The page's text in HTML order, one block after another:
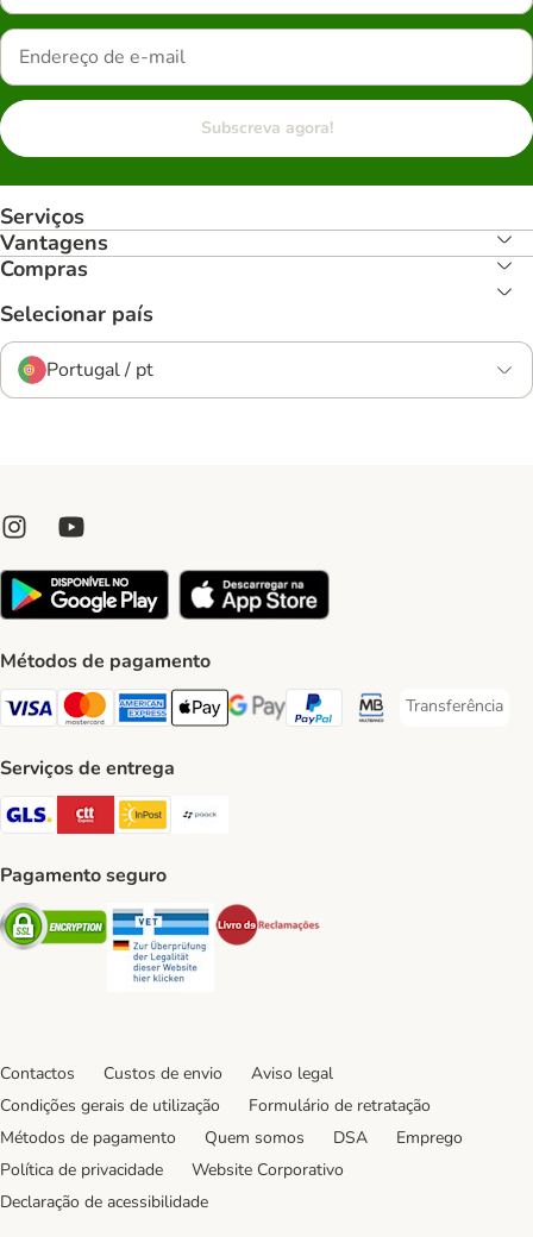
Subscreva agora!
Serviços
Vantagens
Compras
Selecionar país
Portugal / pt
Métodos de pagamento
Visa Payment Method
Mastercard Payment Method
American Express Payment Method
Apple Pay Payment Method
Google Pay Payment Method
PayPal Payment Method
Multibanco Payment
Transferência
Transferência
Serviços de entrega
GLS Shipping Method
CTTExpress Shipping Method
InPost Shipping Method
Pagamento seguro
Security Security
Contactos Custos de envio
Aviso legal
Condições gerais de utilização
Formulário de retratação
Métodos de pagamento
Quem somos DSA
Emprego
Política de privacidade
Website Corporativo
Declaração de acessibilidade